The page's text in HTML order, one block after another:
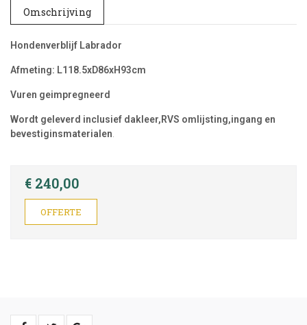
Omschrijving
Hondenverblijf Labrador
Afmeting: L118.5xD86xH93cm
Vuren geimpregneerd
Wordt geleverd inclusief dakleer,RVS omlijsting,ingang en
bevestiginsmaterialen.
€ 240,00
OFFERTE